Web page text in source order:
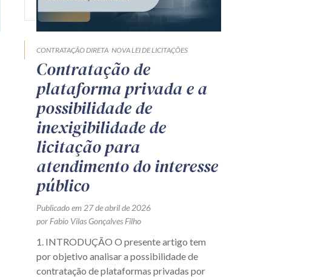
CONTRATAÇÃO DIRETA NOVA LEI DE LICITAÇÕES
Contratação de
plataforma privada e a
possibilidade de
inexigibilidade de
licitação para
atendimento do interesse
público
Publicado em 27 de abril de 2026
por Fabio Vilas Gonçalves Filho
1. INTRODUÇÃO O presente artigo tem
por objetivo analisar a possibilidade de
contratação de plataformas privadas por